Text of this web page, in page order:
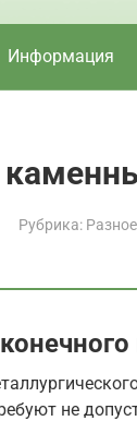
Информация
Рубрика: Разное
не